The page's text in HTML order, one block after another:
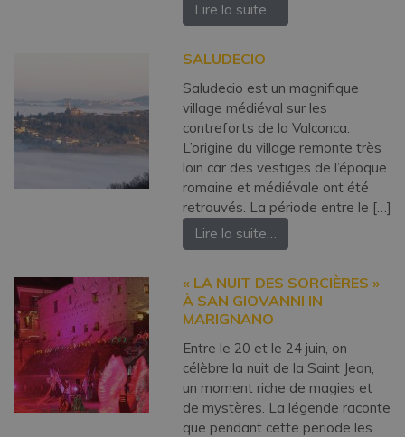
Lire la suite…
SALUDECIO
Saludecio est un magnifique
village médiéval sur les
contreforts de la Valconca.
L’origine du village remonte très
loin car des vestiges de l’époque
romaine et médiévale ont été
retrouvés. La période entre le […]
Lire la suite…
« LA NUIT DES SORCIÈRES »
À SAN GIOVANNI IN
MARIGNANO
Entre le 20 et le 24 juin, on
célèbre la nuit de la Saint Jean,
un moment riche de magies et
de mystères. La légende raconte
que pendant cette periode les